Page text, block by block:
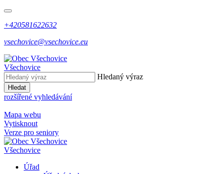
+420581622632
vsechovice@vsechovice.eu
Všechovice
Hledaný výraz
Hledat
rozšířené vyhledávání
Mapa webu
Vytisknout
Verze pro seniory
Všechovice
Úřad